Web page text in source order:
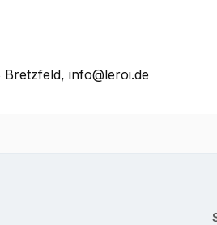
info@leroi.de